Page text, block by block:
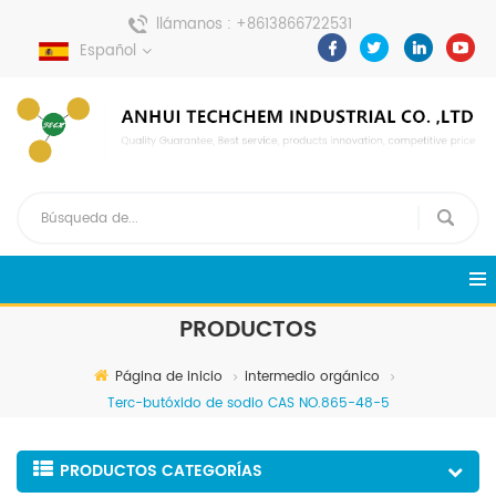
llámanos : +8613866722531
enviar un mensaje :
pweiping@techemi.com
Español
PRODUCTOS
Página de inicio
intermedio orgánico
Terc-butóxido de sodio CAS NO.865-48-5
PRODUCTOS CATEGORÍAS